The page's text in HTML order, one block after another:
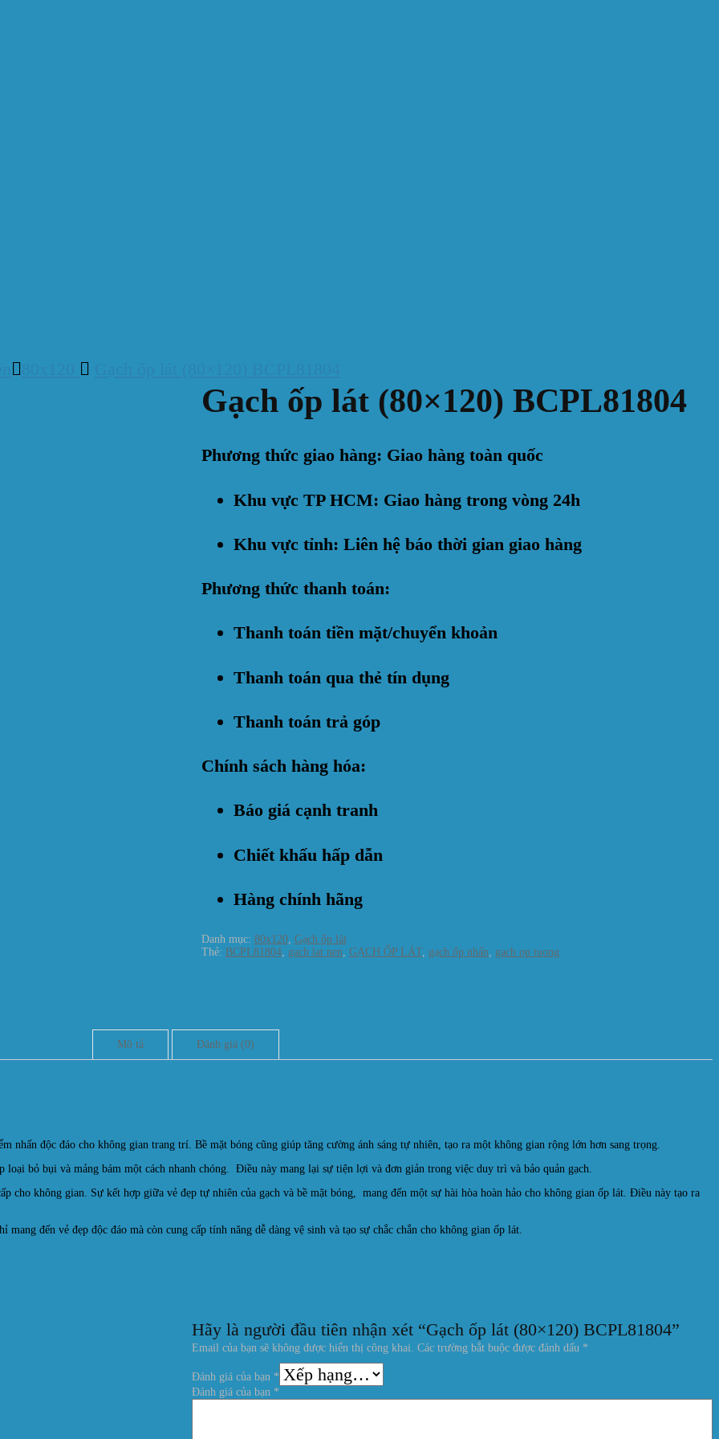
Gạch ốp lát (80×120) BCPL81804
Phương thức giao hàng: Giao hàng toàn quốc
Khu vực TP HCM: Giao hàng trong vòng 24h
Khu vực tỉnh: Liên hệ báo thời gian giao hàng
Phương thức thanh toán:
Thanh toán tiền mặt/chuyển khoản
Thanh toán qua thẻ tín dụng
Thanh toán trả góp
Chính sách hàng hóa:
Báo giá cạnh tranh
Chiết khấu hấp dẫn
Hàng chính hãng
Danh mục: 80x120, Gạch ốp lát
Thẻ: BCPL81804, gach lat nen, GẠCH ỐP LÁT, gạch ốp nhấn, gach op tuong
Mô tả Đánh giá (0)
nhấn độc đáo cho không gian trang trí. Bề mặt bóng cũng giúp tăng cường ánh sáng tự nhiên, tạo ra một không gian rộng lớn hơn sang trọng.
loại bỏ bụi và mảng bám một cách nhanh chóng. Điều này mang lại sự tiện lợi và đơn giản trong việc duy trì và bảo quản gạch.
cho không gian. Sự kết hợp giữa vẻ đẹp tự nhiên của gạch và bề mặt bóng, mang đến một sự hài hòa hoàn hảo cho không gian ốp lát. Điều này tạo ra
đến vẻ đẹp độc đáo mà còn cung cấp tính năng dễ dàng vệ sinh và tạo sự chắc chắn cho không gian ốp lát.
Hãy là người đầu tiên nhận xét “Gạch ốp lát (80×120) BCPL81804”
Email của bạn sẽ không được hiển thị công khai. Các trường bắt buộc được đánh dấu *
Đánh giá của bạn *
Đánh giá của bạn *